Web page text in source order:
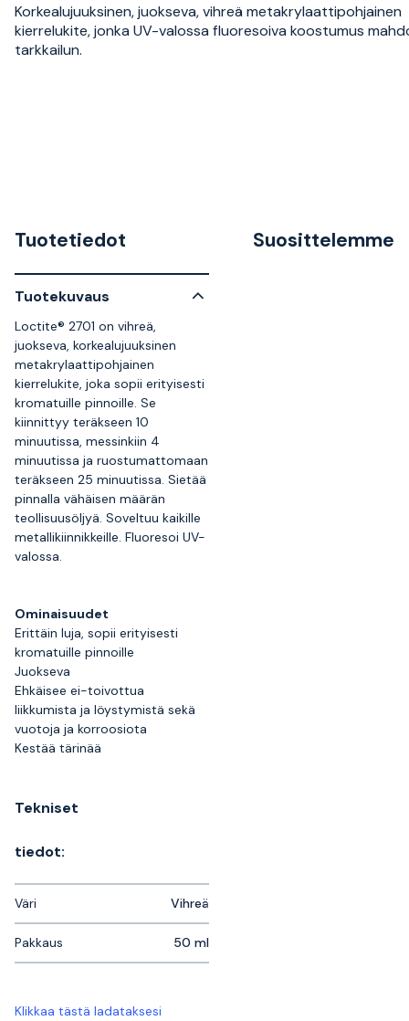
Korkealujuuksinen, juokseva, vihreä metakrylaattipohjainen
kierrelukite, jonka UV-valossa fluoresoiva koostumus
tarkkailun.
Tuotetiedot
Tuotekuvaus
Loctite® 2701 on vihreä,
juokseva, korkealujuuksinen
metakrylaattipohjainen
kierrelukite, joka sopii erityisesti
kromatuille pinnoille. Se
kiinnittyy teräkseen 10
minuutissa, messinkiin 4
minuutissa ja ruostumattomaan
teräkseen 25 minuutissa. Sietää
pinnalla vähäisen määrän
teollisuusöljyä. Soveltuu kaikille
metallikiinnikkeille. Fluoresoi UV-
valossa.
Ominaisuudet
Erittäin luja, sopii erityisesti
kromatuille pinnoille
Juokseva
Ehkäisee ei-toivottua
liikkumista ja löystymistä sekä
vuotoja ja korroosiota
Kestää tärinää
Tekniset
tiedot:
Väri Vihreä
Pakkaus 50 ml
Klikkaa tästä ladataksesi
Suosittelemme